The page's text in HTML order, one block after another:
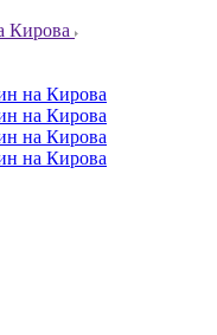
Кирова
на Кирова
на Кирова
на Кирова
на Кирова